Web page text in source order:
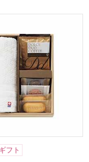
10個入[MRM-02A]
フト